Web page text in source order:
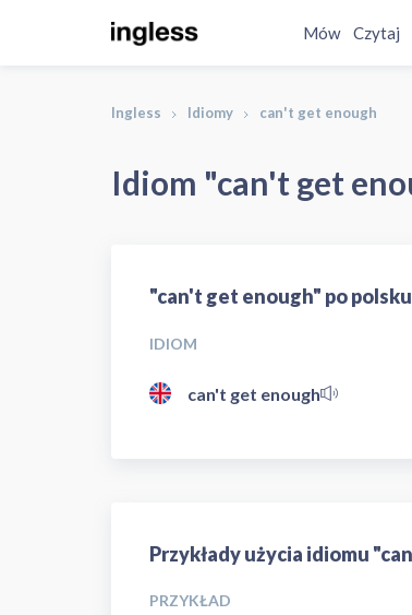
Mów Czytaj
Ingless Idiomy can't get enough
Idiom "can't get
"can't get enough" po polsku
IDIOM
can't get enough
Przykłady użycia idiomu
PRZYKŁAD